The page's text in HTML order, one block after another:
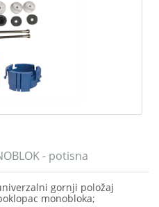
- potisna
gornji položaj
monobloka;